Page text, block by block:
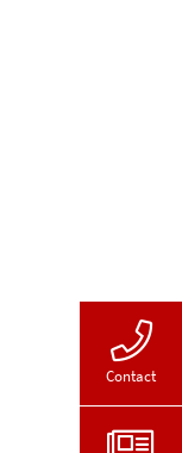
Contact